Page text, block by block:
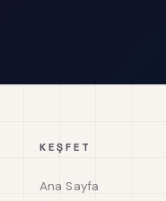
KEŞFET
Ana Sayfa